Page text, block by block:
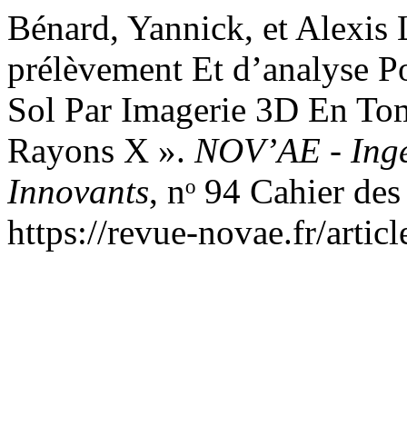
Bénard, Yannick, et Alexis
prélèvement Et d’analyse
Sol Par Imagerie 3D En
Rayons X ». NOV’AE -
Innovants, nᵒ 94 Cahier
https://revue-novae.fr/